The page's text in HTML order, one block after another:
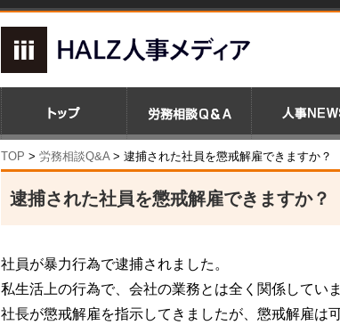
TOP > 労務相談Q&A> 逮捕された社員を懲戒解雇できますか？
逮捕された社員を懲戒解雇できますか？
社員が暴力行為で逮捕されました。
私生活上の行為で、会社の業務とは全く関係していま
社長が懲戒解雇を指示してきましたが、懲戒解雇は